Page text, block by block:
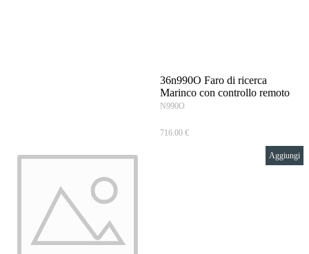
36n990O Faro di ricerca
Marinco con controllo remoto
N990O
716.00 €
Aggiungi